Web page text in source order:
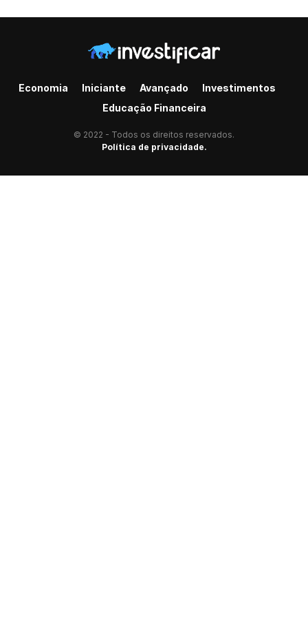
Economia Iniciante Avançado
Investimentos
Educação Financeira
© 2022 - Todos os direitos reservados.
Política de privacidade.